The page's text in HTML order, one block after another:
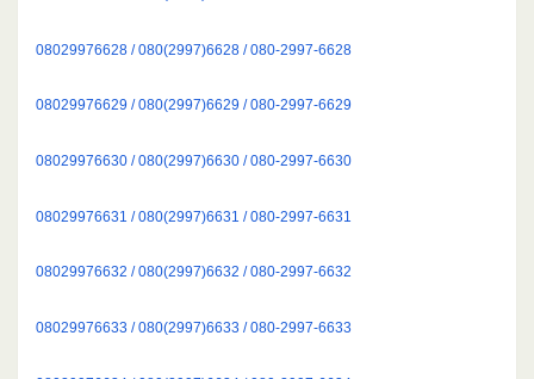
08029976628 / 080(2997)6628 / 080-2997-6628
08029976629 / 080(2997)6629 / 080-2997-6629
08029976630 / 080(2997)6630 / 080-2997-6630
08029976631 / 080(2997)6631 / 080-2997-6631
08029976632 / 080(2997)6632 / 080-2997-6632
08029976633 / 080(2997)6633 / 080-2997-6633